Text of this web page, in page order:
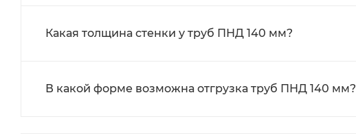
Какая толщина стенки у труб ПНД 140 мм?
В какой форме возможна отгрузка труб ПНД 140 мм?